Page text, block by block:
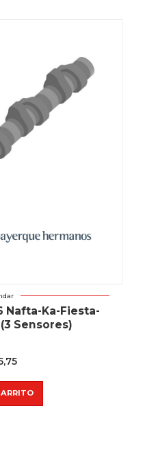
Nafta-Ka-Fiesta-
Sensores)